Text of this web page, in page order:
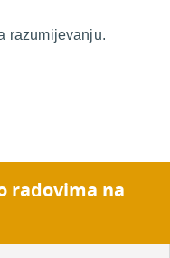
razumijevanju.
radovima na